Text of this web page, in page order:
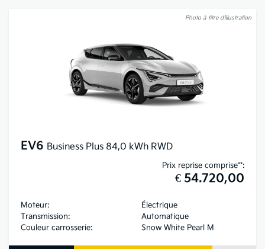
Photo à titre d’illustration
EV6 Business Plus 84,0 kWh RWD
Prix reprise comprise**:
€ 54.720,00
Moteur:
Électrique
Transmission:
Automatique
Couleur carrosserie:
Snow White Pearl M